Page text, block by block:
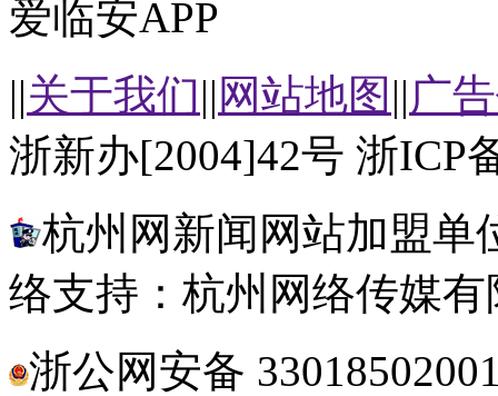
爱临安APP
||关于我们|| 网站地图 ||广
浙新办[2004]42号 浙ICP
杭州网新闻网站加盟单
络支持：杭州网络传媒有
浙公网安备